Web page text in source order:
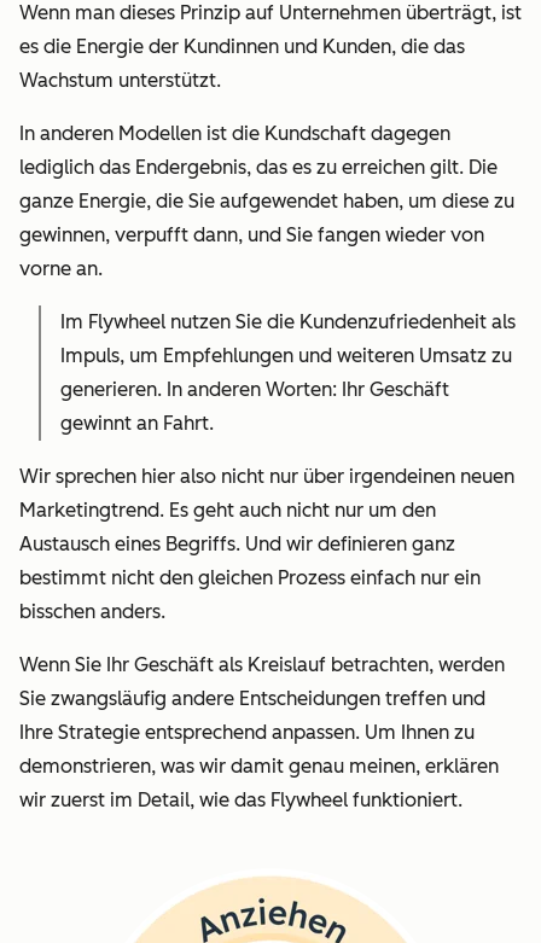
Wenn man dieses Prinzip auf Unternehmen überträgt, ist
es die Energie der Kundinnen und Kunden, die das
Wachstum unterstützt.
In anderen Modellen ist die Kundschaft dagegen
lediglich das Endergebnis, das es zu erreichen gilt. Die
ganze Energie, die Sie aufgewendet haben, um diese zu
gewinnen, verpufft dann, und Sie fangen wieder von
vorne an.
Im Flywheel nutzen Sie die Kundenzufriedenheit als
Impuls, um Empfehlungen und weiteren Umsatz zu
generieren. In anderen Worten: Ihr Geschäft
gewinnt an Fahrt.
Wir sprechen hier also nicht nur über irgendeinen neuen
Marketingtrend. Es geht auch nicht nur um den
Austausch eines Begriffs. Und wir definieren ganz
bestimmt nicht den gleichen Prozess einfach nur ein
bisschen anders.
Wenn Sie Ihr Geschäft als Kreislauf betrachten, werden
Sie zwangsläufig andere Entscheidungen treffen und
Ihre Strategie entsprechend anpassen. Um Ihnen zu
demonstrieren, was wir damit genau meinen, erklären
wir zuerst im Detail, wie das Flywheel funktioniert.